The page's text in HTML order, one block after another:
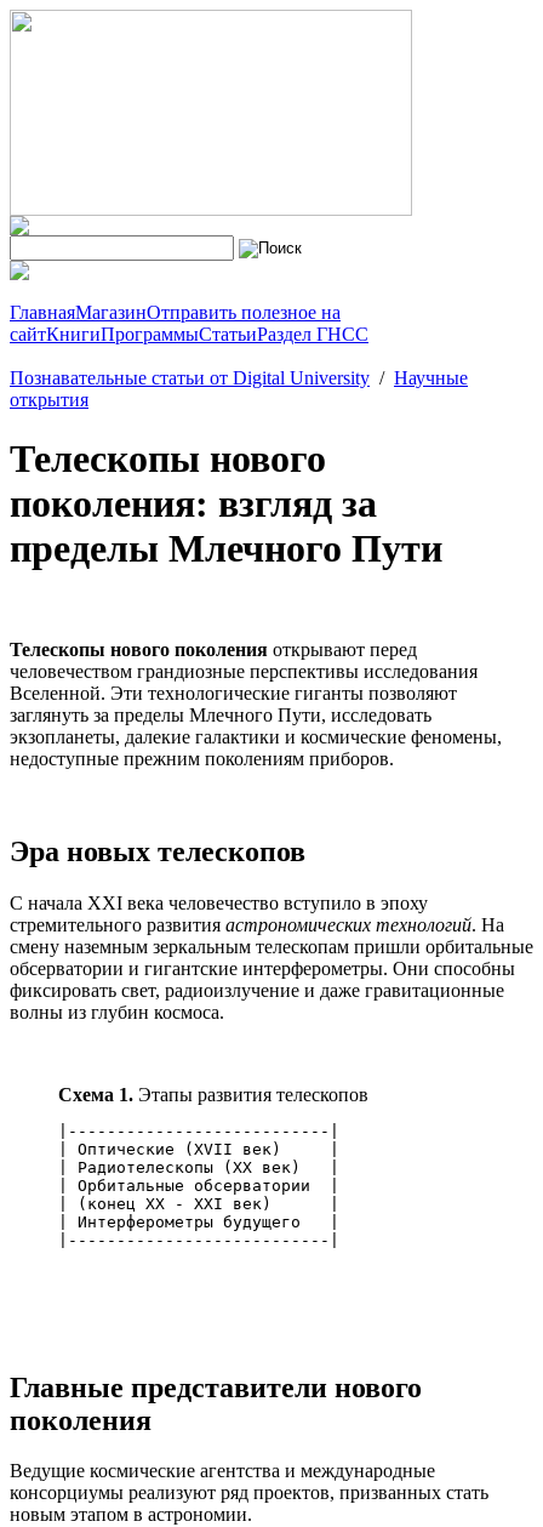
ГлавнаяМагазинОтправить полезное на
сайтКнигиПрограммыСтатьиРаздел ГНСС
Познавательные статьи от Digital University / Научные
открытия
Телескопы нового
поколения: взгляд за
пределы Млечного Пути
Телескопы нового поколения открывают перед
человечеством грандиозные перспективы исследования
Вселенной. Эти технологические гиганты позволяют
заглянуть за пределы Млечного Пути, исследовать
экзопланеты, далекие галактики и космические феномены,
недоступные прежним поколениям приборов.
Эра новых телескопов
С начала XXI века человечество вступило в эпоху
стремительного развития астрономических технологий. На
смену наземным зеркальным телескопам пришли орбитальные
обсерватории и гигантские интерферометры. Они способны
фиксировать свет, радиоизлучение и даже гравитационные
волны из глубин космоса.
Схема 1. Этапы развития телескопов
|---------------------------|
| Оптические (XVII век)     |
| Радиотелескопы (XX век)   |
| Орбитальные обсерватории  |
| (конец XX - XXI век)      |
| Интерферометры будущего   |
Главные представители нового
поколения
Ведущие космические агентства и международные
консорциумы реализуют ряд проектов, призванных стать
новым этапом в астрономии.